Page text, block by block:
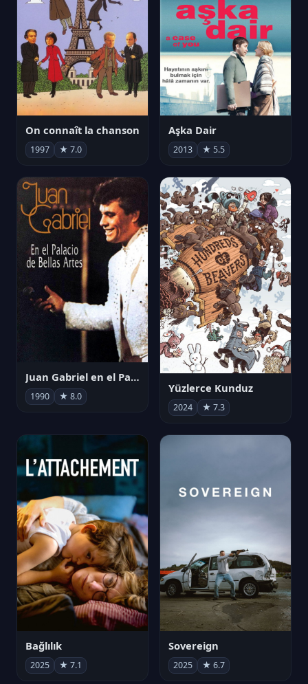
On connaît la chanson
1997 ★ 7.0
Aşka Dair
2013 ★ 5.5
Juan Gabriel en el Palacio de Bellas Artes
1990 ★ 8.0
Yüzlerce Kunduz
2024 ★ 7.3
Bağlılık
2025 ★ 7.1
Sovereign
2025 ★ 6.7